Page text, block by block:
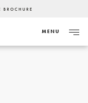
BROCHURE
MENU